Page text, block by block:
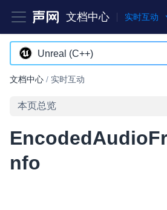
文档中心 实时互动
产品 解决方案
突破传统文字交互模式，与 AI 进行高
集成实时通信技术，实现更强的实时音
Unreal (C++)
Android
iOS
文档中心 / 实时互动
本页总览
nfo